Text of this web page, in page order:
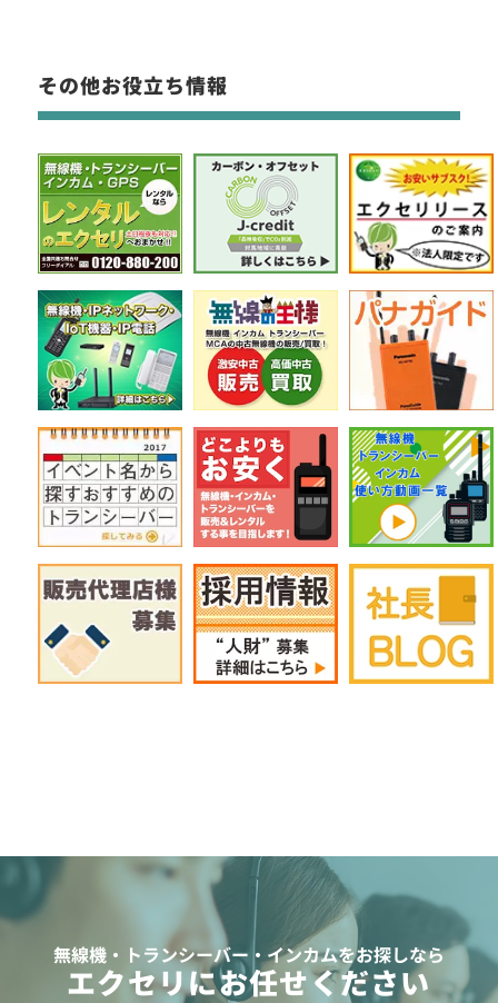
その他お役立ち情報
無線機・トランシーバー・インカムをお探しなら
エクセリにお任せください